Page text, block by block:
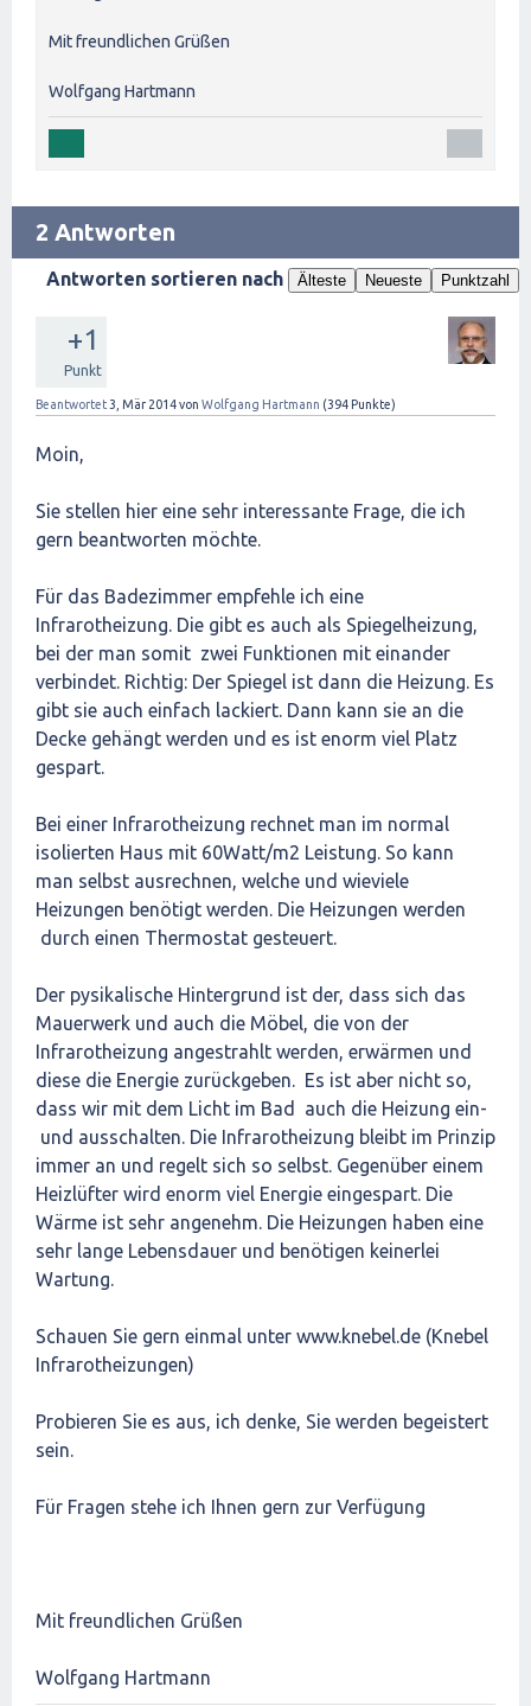
Mit freundlichen Grüßen
Wolfgang Hartmann
2 Antworten
Antworten sortieren nach Älteste Neueste Punktzahl
+1
Punkt
Beantwortet 3, Mär 2014von Wolfgang Hartmann (394 Punkte)
Moin,
Sie stellen hier eine sehr interessante Frage, die ich
gern beantworten möchte.
Für das Badezimmer empfehle ich eine
Infrarotheizung. Die gibt es auch als Spiegelheizung,
bei der man somit zwei Funktionen mit einander
verbindet. Richtig: Der Spiegel ist dann die Heizung. Es
gibt sie auch einfach lackiert. Dann kann sie an die
Decke gehängt werden und es ist enorm viel Platz
gespart.
Bei einer Infrarotheizung rechnet man im normal
isolierten Haus mit 60Watt/m2 Leistung. So kann
man selbst ausrechnen, welche und wieviele
Heizungen benötigt werden. Die Heizungen werden
durch einen Thermostat gesteuert.
Der pysikalische Hintergrund ist der, dass sich das
Mauerwerk und auch die Möbel, die von der
Infrarotheizung angestrahlt werden, erwärmen und
diese die Energie zurückgeben. Es ist aber nicht so,
dass wir mit dem Licht im Bad auch die Heizung ein-
und ausschalten. Die Infrarotheizung bleibt im Prinzip
immer an und regelt sich so selbst. Gegenüber einem
Heizlüfter wird enorm viel Energie eingespart. Die
Wärme ist sehr angenehm. Die Heizungen haben eine
sehr lange Lebensdauer und benötigen keinerlei
Wartung.
Schauen Sie gern einmal unter www.knebel.de (Knebel
Infrarotheizungen)
Probieren Sie es aus, ich denke, Sie werden begeistert
sein.
Für Fragen stehe ich Ihnen gern zur Verfügung
Mit freundlichen Grüßen
Wolfgang Hartmann